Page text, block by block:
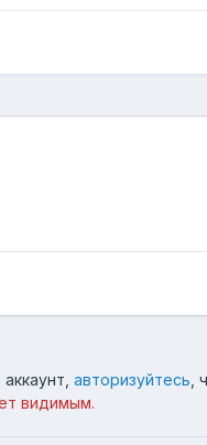
авторизуйтесь ,
видимым.